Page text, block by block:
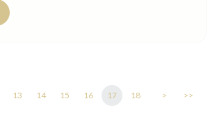
13 14 15 16 17 18 > >>